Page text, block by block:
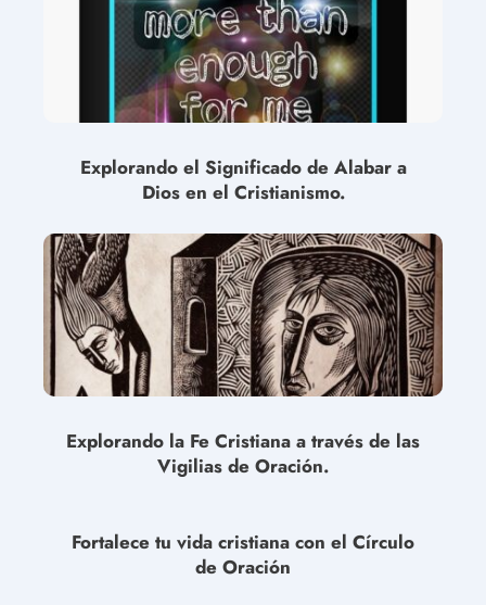
Explorando el Significado de Alabar a
Dios en el Cristianismo.
Explorando la Fe Cristiana a través de las
Vigilias de Oración.
Fortalece tu vida cristiana con el Círculo
de Oración